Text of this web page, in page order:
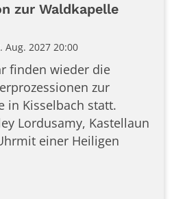
zur Waldkapelle
Aug. 2027 20:00
finden wieder die
zur
in Kisselbach statt.
Lordusamy, Kastellaun
einer Heiligen